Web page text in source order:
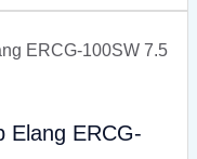
Elang ERCG-